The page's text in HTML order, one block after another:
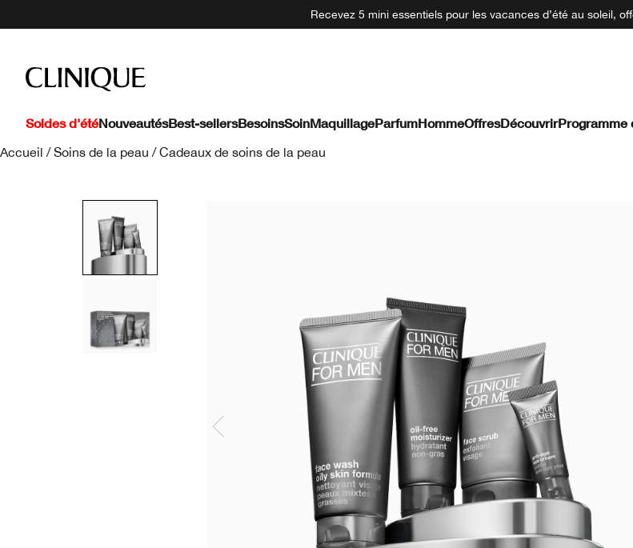
Recevez 5 mini essentiels pour les vacances d’été au soleil,
Soldes d'étéNouveautésBest-sellersBesoinsSoinMaquillageParfumHommeOffresDécouvrirProgramme
Accueil / Soins de la peau / Cadeaux de soins de la peau